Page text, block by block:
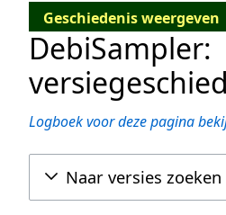
Geschiedenis weergeven
DebiSampler:
Logboek voor deze pagina
Naar versies zoeken